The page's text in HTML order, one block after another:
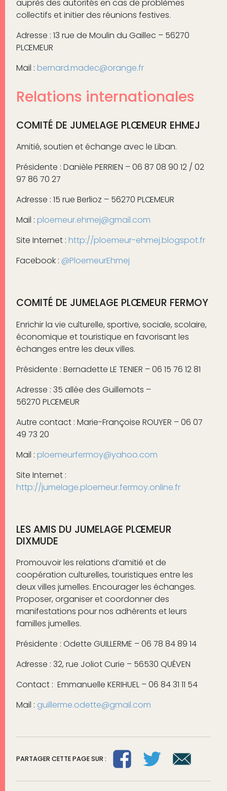
auprès des autorités en cas de problèmes
collectifs et initier des réunions festives.
Adresse : 13 rue de Moulin du Gaillec – 56270
PLŒMEUR
Mail : bernard.madec@orange.fr
Relations internationales
COMITÉ DE JUMELAGE PLŒMEUR EHMEJ
Amitié, soutien et échange avec le Liban.
Présidente : Danièle PERRIEN – 06 87 08 90 12 / 02
97 86 70 27
Adresse : 15 rue Berlioz – 56270 PLŒMEUR
Mail : ploemeur.ehmej@gmail.com
Site Internet : http://ploemeur-ehmej.blogspot.fr
Facebook : @PloemeurEhmej
COMITÉ DE JUMELAGE PLŒMEUR FERMOY
Enrichir la vie culturelle, sportive, sociale, scolaire,
économique et touristique en favorisant les
échanges entre les deux villes.
Présidente : Bernadette LE TENIER – 06 15 76 12 81
Adresse : 35 allée des Guillemots –
56270 PLŒMEUR
Autre contact : Marie-Françoise ROUYER – 06 07
49 73 20
Mail : ploemeurfermoy@yahoo.com
Site Internet :
http://jumelage.ploemeur.fermoy.online.fr
LES AMIS DU JUMELAGE PLŒMEUR
DIXMUDE
Promouvoir les relations d’amitié et de
coopération culturelles, touristiques entre les
deux villes jumelles. Encourager les échanges.
Proposer, organiser et coordonner des
manifestations pour nos adhérents et leurs
familles jumelles.
Présidente : Odette GUILLERME – 06 78 84 89 14
Adresse : 32, rue Joliot Curie – 56530 QUÉVEN
Contact : Emmanuelle KERIHUEL – 06 84 31 11 54
Mail : guillerme.odette@gmail.com
PARTAGER CETTE PAGE SUR :